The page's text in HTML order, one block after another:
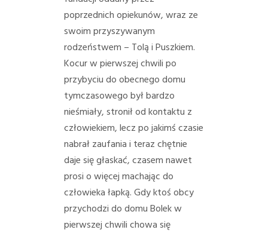
poprzednich opiekunów, wraz ze
swoim przyszywanym
rodzeństwem – Tolą i Puszkiem.
Kocur w pierwszej chwili po
przybyciu do obecnego domu
tymczasowego był bardzo
nieśmiały, stronił od kontaktu z
człowiekiem, lecz po jakimś czasie
nabrał zaufania i teraz chętnie
daje się głaskać, czasem nawet
prosi o więcej machając do
człowieka łapką. Gdy ktoś obcy
przychodzi do domu Bolek w
pierwszej chwili chowa się